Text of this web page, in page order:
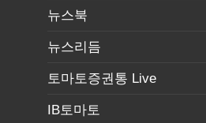
뉴스북
뉴스리듬
토마토증권통 Live
IB토마토